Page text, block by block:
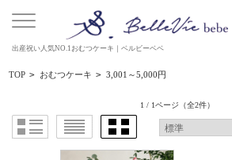
出産祝い人気NO.1おむつケーキ｜ベルビーベベ
TOP > おむつケーキ > 3,001～5,000円
1 / 1ページ （全2件）